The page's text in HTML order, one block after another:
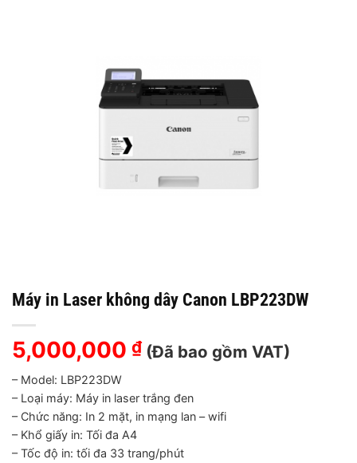
Máy in Laser không dây Canon LBP223DW
5,000,000 ₫ (Đã bao gồm VAT)
– Model: LBP223DW
– Loại máy: Máy in laser trắng đen
– Chức năng: In 2 mặt, in mạng lan – wifi
– Khổ giấy in: Tối đa A4
– Tốc độ in: tối đa 33 trang/phút